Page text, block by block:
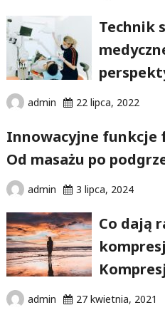
Technik
admin 22 lipca, 2022
Innowacyjne funkcje
Od masażu po
admin 3 lipca, 2024
Co dają
admin 27 kwietnia, 2021